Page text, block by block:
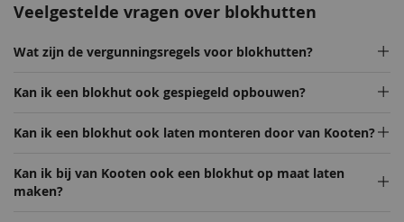
Veelgestelde vragen over blokhutten
Wat zijn de vergunningsregels voor blokhutten?
Kan ik een blokhut ook gespiegeld opbouwen?
Kan ik een blokhut ook laten monteren door van Kooten?
Kan ik bij van Kooten ook een blokhut op maat laten
maken?